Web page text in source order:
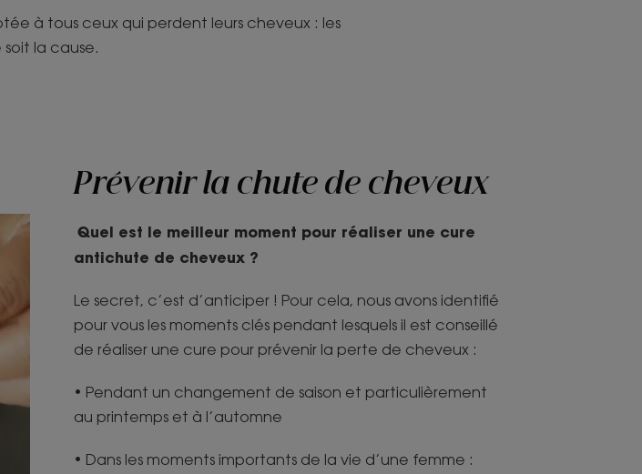
à tous ceux qui perdent leurs cheveux : les
la cause.
Prévenir la chute de cheveux
Quel est le meilleur moment pour réaliser une cure
antichute de cheveux ?
Le secret, c’est d’anticiper ! Pour cela, nous avons identifié
pour vous les moments clés pendant lesquels il est conseillé
de réaliser une cure pour prévenir la perte de cheveux :
• Pendant un changement de saison et particulièrement
au printemps et à l’automne
• Dans les moments importants de la vie d’une femme :